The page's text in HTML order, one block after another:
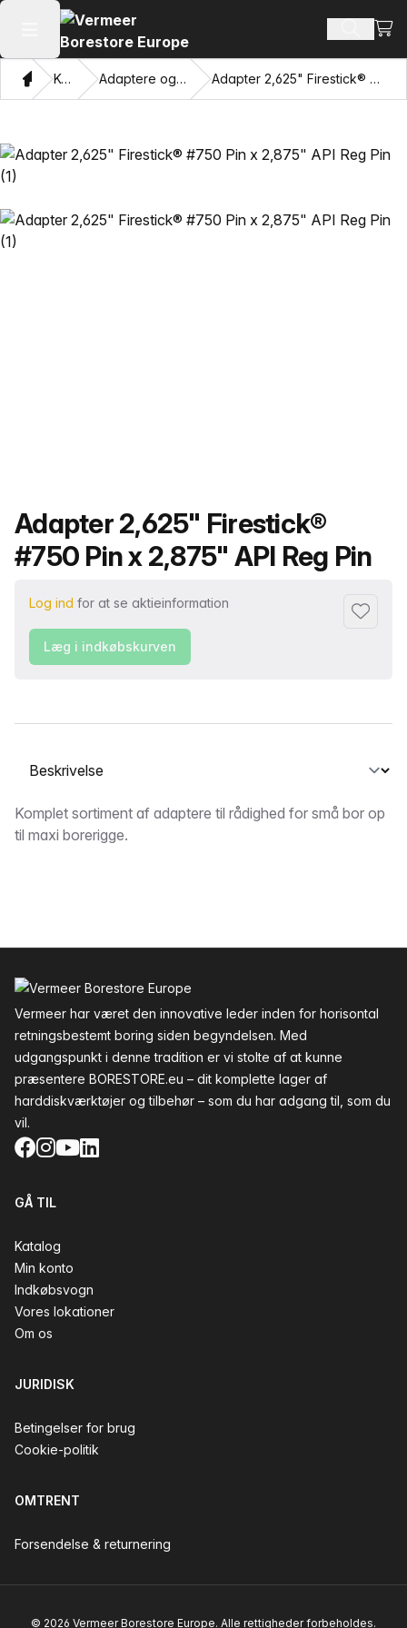
Åbn hovedmenuen SøgSe
HjemKatalog Adaptere og trækkende øjne Adapter 2,625" Firestick® #750 Pin x 2,875" API Reg Pin
Produktnavn
Adapter 2,625" Firestick®
#750 Pin x 2,875" API Reg Pin
Log ind for at se aktieinformation
Føj til
Læg i indkøbskurven
Vælg en fane
Beskrivelse
Komplet sortiment af adaptere til rådighed for små bor op
til maxi borerigge.
Vermeer har været den innovative leder inden for horisontal
retningsbestemt boring siden begyndelsen. Med
udgangspunkt i denne tradition er vi stolte af at kunne
præsentere BORESTORE.eu – dit komplette lager af
harddiskværktøjer og tilbehør – som du har adgang til, som du
vil.
Facebook
Instagram
YouTube
LinkedIn
GÅ TIL
Katalog
Min konto
Indkøbsvogn
Vores lokationer
Om os
JURIDISK
Betingelser for brug
Cookie-politik
OMTRENT
Forsendelse & returnering
© 2026 Vermeer Borestore Europe. Alle rettigheder forbeholdes.